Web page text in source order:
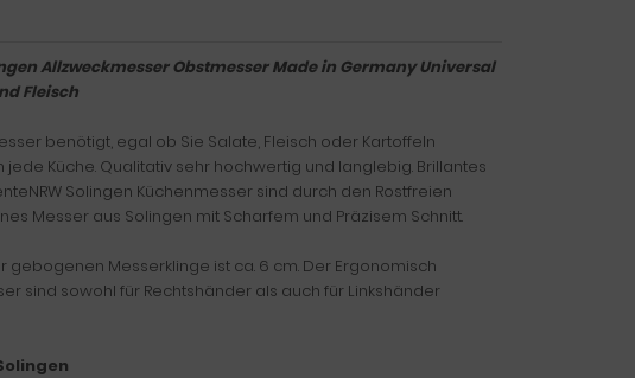
Allzweckmesser Obstmesser Made in Germany Universal
Fleisch
benötigt, egal ob Sie Salate, Fleisch oder Kartoffeln
Küche. Qualitativ sehr hochwertig und langlebig. Brillantes
Solingen Küchenmesser sind durch den Rostfreien
Messer aus Solingen mit Scharfem und Präzisem Schnitt.
Messerklinge ist ca. 6 cm. Der Ergonomisch
sind sowohl für Rechtshänder als auch für Linkshänder